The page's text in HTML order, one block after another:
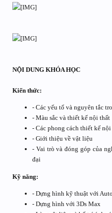
NỘI DUNG KHÓA HỌC
Kiến thức:
- Các yếu tố và nguyên tắc
- Màu sắc và thiết kế nội thất
- Các phong cách thiết kế
- Giới thiệu về vật liệu
- Vai trò và đóng góp của
đại
Kỹ năng:
- Dựng hình kỹ thuật với
- Dựng hình với 3Ds Max